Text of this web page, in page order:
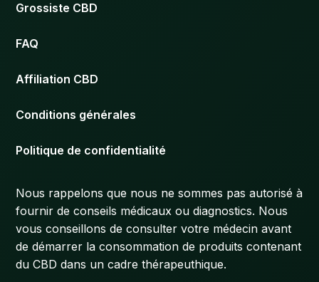
Grossiste CBD
FAQ
Affiliation CBD
Conditions générales
Politique de confidentialité
Nous rappelons que nous ne sommes pas autorisé à
fournir de conseils médicaux ou diagnostics. Nous
vous conseillons de consulter votre médecin avant
de démarrer la consommation de produits contenant
du CBD dans un cadre thérapeuthique.